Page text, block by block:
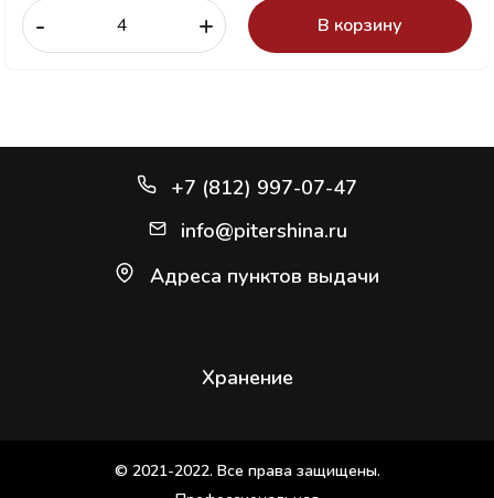
- + В корзину
+7 (812) 997-07-47
info@pitershina.ru
Адреса пунктов выдачи
Хранение
© 2021-2022. Все права защищены.